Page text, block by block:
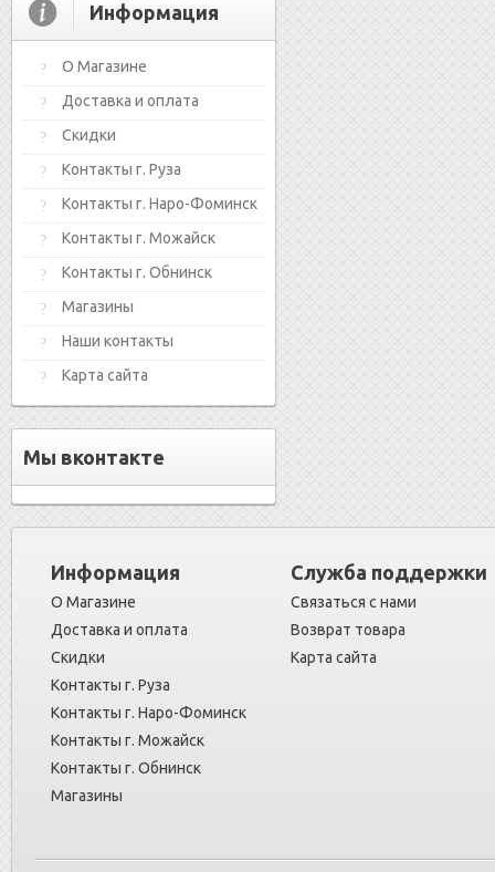
Информация
О Магазине
Доставка и оплата
Скидки
Контакты г. Руза
Контакты г. Наро-Фоминск
Контакты г. Можайск
Контакты г. Обнинск
Магазины
Наши контакты
Карта сайта
Мы вконтакте
Информация
О Магазине
Доставка и оплата
Скидки
Контакты г. Руза
Контакты г. Наро-Фоминск
Контакты г. Можайск
Контакты г. Обнинск
Магазины
Служба поддержки
Связаться с нами
Возврат товара
Карта сайта